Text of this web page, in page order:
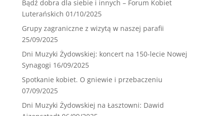
Bądź dobra dla siebie i innych – Forum Kobiet
Luterańskich 01/10/2025
Grupy zagraniczne z wizytą w naszej parafii
25/09/2025
Dni Muzyki Żydowskiej: koncert na 150-lecie Nowej
Synagogi 16/09/2025
Spotkanie kobiet. O gniewie i przebaczeniu
07/09/2025
Dni Muzyki Żydowskiej na Łasztowni: Dawid